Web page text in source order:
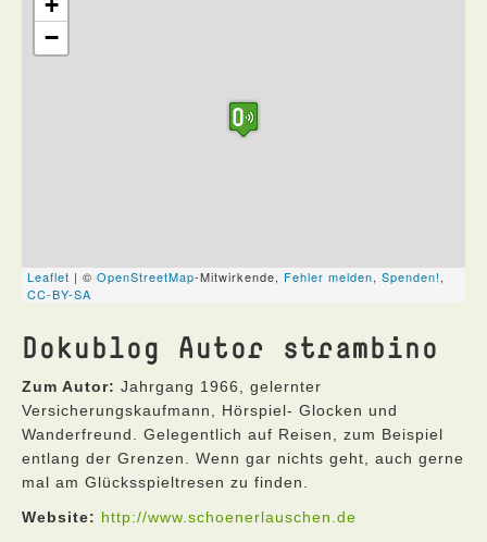
Dokublog Autor strambino
Zum Autor: Jahrgang 1966, gelernter
Versicherungskaufmann, Hörspiel- Glocken und
Wanderfreund. Gelegentlich auf Reisen, zum Beispiel
entlang der Grenzen. Wenn gar nichts geht, auch gerne
mal am Glücksspieltresen zu finden.
Website: http://www.schoenerlauschen.de